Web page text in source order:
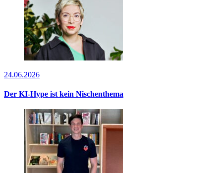
24.06.2026
Der KI-Hype ist kein Nischenthema